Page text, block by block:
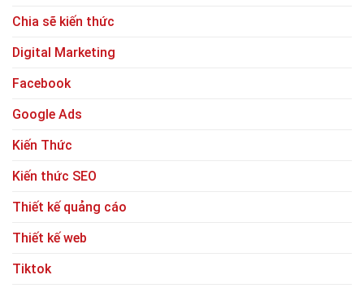
Chia sẽ kiến thức
Digital Marketing
Facebook
Google Ads
Kiến Thức
Kiến thức SEO
Thiết kế quảng cáo
Thiết kế web
Tiktok